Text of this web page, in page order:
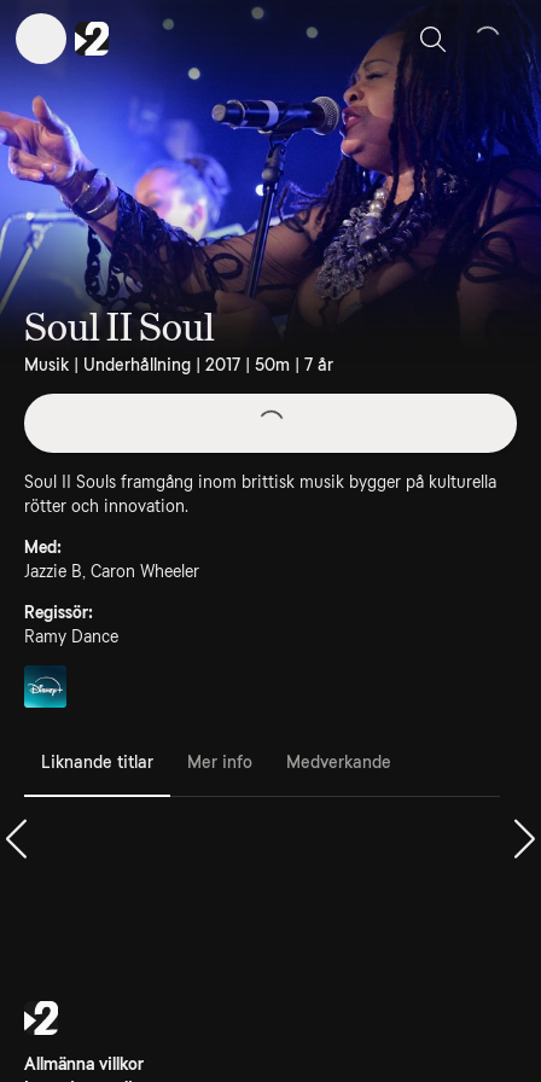
Sök
Soul II Soul
Musik | Underhållning | 2017 | 50m | 7 år
Soul II Souls framgång inom brittisk musik bygger på kulturella
rötter och innovation.
Med:
Jazzie B, Caron Wheeler
Regissör:
Ramy Dance
Liknande titlar Mer info Medverkande
Allmänna villkor